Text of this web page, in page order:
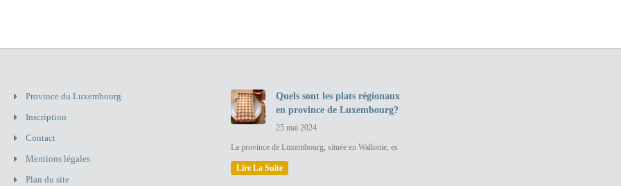
Province du Luxembourg
Inscription
Contact
Mentions légales
Plan du site
Quels sont les plats régionaux
en province de Luxembourg?
25 mai 2024
La province de Luxembourg, située en Wallonie, es
Lire La Suite